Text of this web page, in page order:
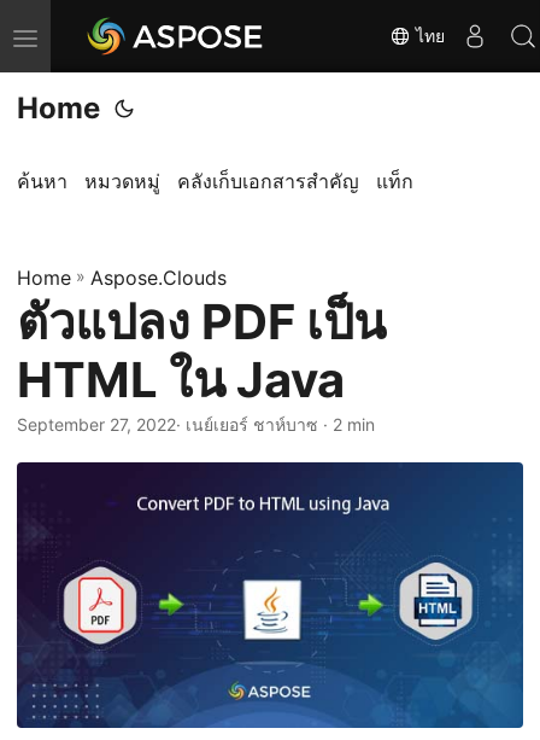
T
o
g
l
a
v
i
g
a
ไทย
Home
ค้นหา หมวดหมู่ คลังเก็บเอกสารสำคัญ แท็ก
Home » Aspose.Clouds
ตัวแปลง PDF เป็น
HTML ใน Java
September 27, 2022· เนย์เยอร์ ชาห์บาซ · 2 min